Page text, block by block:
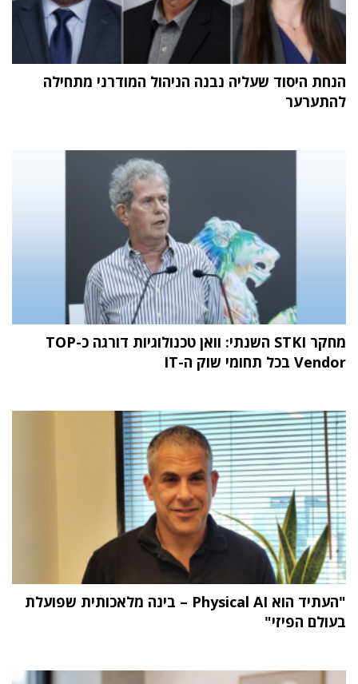
הנחת היסוד שעליה נבנה הניהול המודרני מתחילה
להתערער
מחקר STKI השנתי: וואן טכנולוגיות דורגה כ-TOP
Vendor בכל תחומי שוק ה-IT
"העתיד הוא Physical AI – בינה מלאכותית שפועלת
בעולם הפיזי"